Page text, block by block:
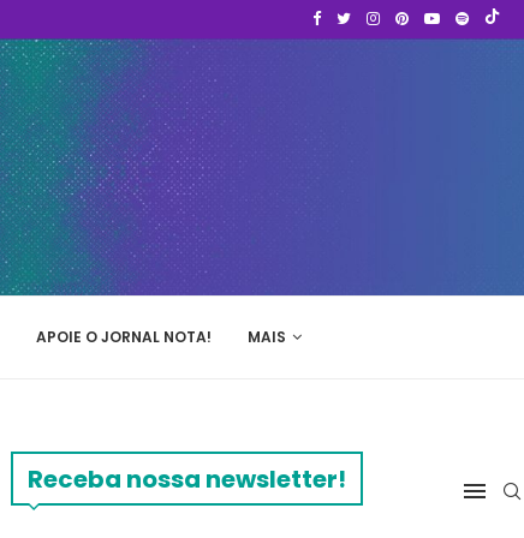
APOIE O JORNAL NOTA! MAIS
Receba nossa newsletter!